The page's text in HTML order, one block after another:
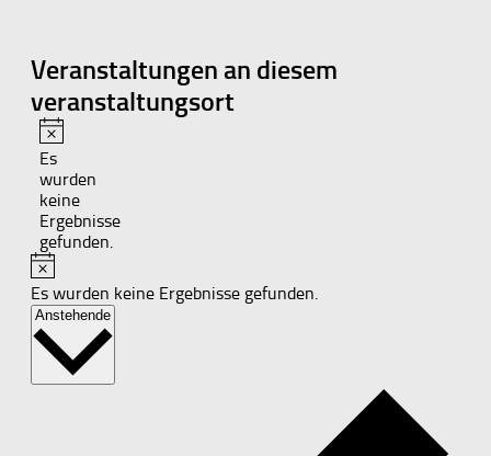
Veranstaltungen an diesem
veranstaltungsort
Hinweis
Es
wurden
keine
Ergebnisse
gefunden.
Hinweis
Es wurden keine Ergebnisse gefunden.
Anstehende Datum